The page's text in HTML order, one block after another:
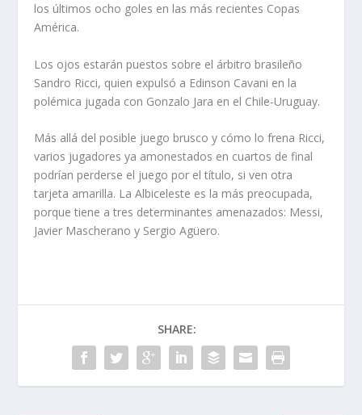
los últimos ocho goles en las más recientes Copas
América.
Los ojos estarán puestos sobre el árbitro brasileño
Sandro Ricci, quien expulsó a Edinson Cavani en la
polémica jugada con Gonzalo Jara en el Chile-Uruguay.
Más allá del posible juego brusco y cómo lo frena Ricci,
varios jugadores ya amonestados en cuartos de final
podrían perderse el juego por el título, si ven otra
tarjeta amarilla. La Albiceleste es la más preocupada,
porque tiene a tres determinantes amenazados: Messi,
Javier Mascherano y Sergio Agüero.
SHARE: